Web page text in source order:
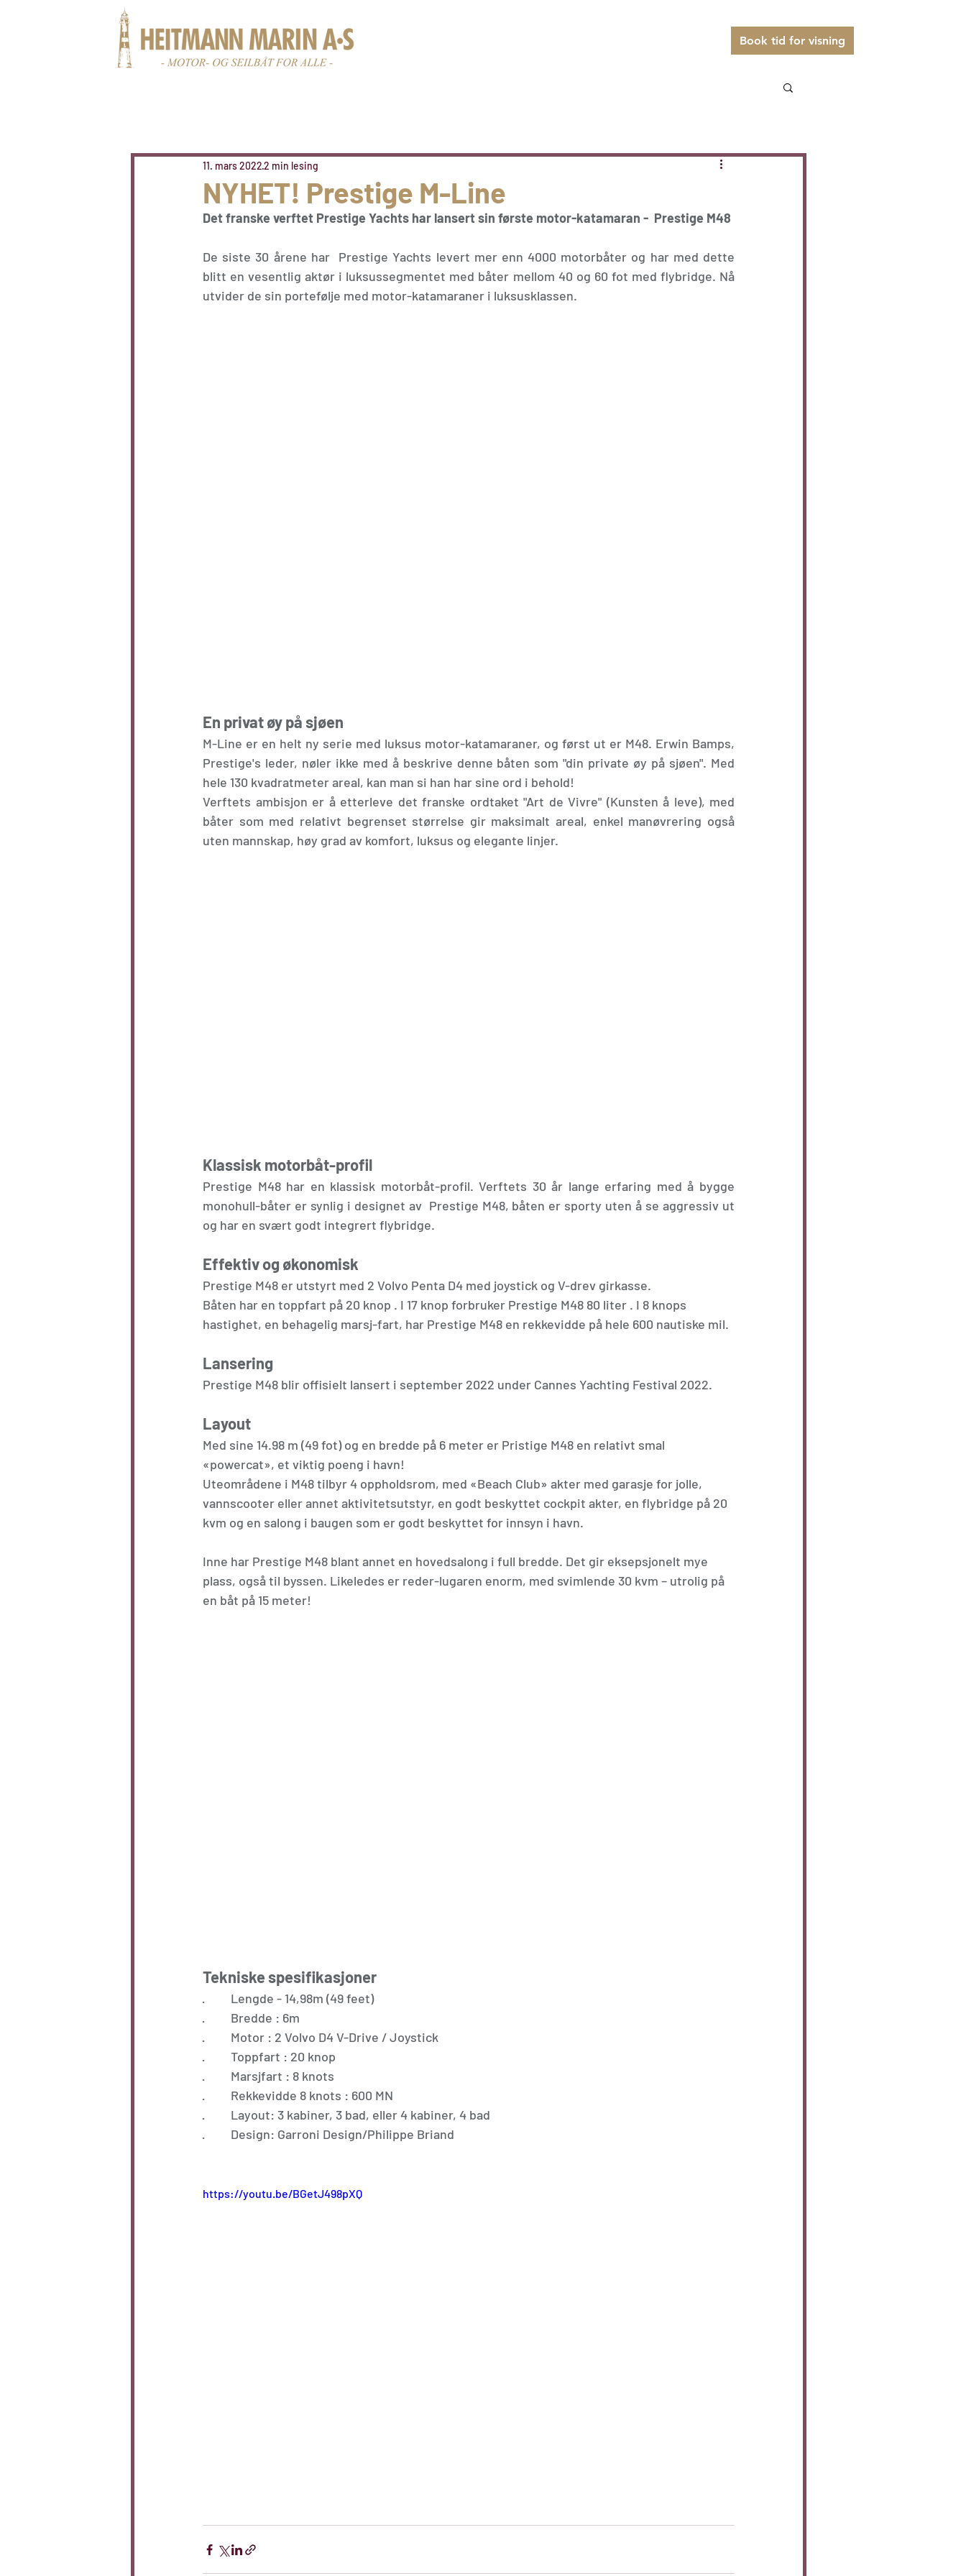
Book tid for visning
NYHET! Prestige M-Line
11. mars 20222 min lesing
Det franske verftet Prestige Yachts har lansert sin første motor-katamaran -  Prestige M48
De siste 30 årene har  Prestige Yachts levert mer enn 4000 motorbåter og har med dette
blitt en vesentlig aktør i luksussegmentet med båter mellom 40 og 60 fot med flybridge. Nå
utvider de sin portefølje med motor-katamaraner i luksusklassen.
En privat øy på sjøen
M-Line er en helt ny serie med luksus motor-katamaraner, og først ut er M48. Erwin Bamps,
Prestige's leder, nøler ikke med å beskrive denne båten som "din private øy på sjøen". Med
hele 130 kvadratmeter areal, kan man si han har sine ord i behold!
Verftets ambisjon er å etterleve det franske ordtaket "Art de Vivre" (Kunsten å leve), med
båter som med relativt begrenset størrelse gir maksimalt areal, enkel manøvrering også
uten mannskap, høy grad av komfort, luksus og elegante linjer.
Klassisk motorbåt-profil
Prestige M48 har en klassisk motorbåt-profil. Verftets 30 år lange erfaring med å bygge
monohull-båter er synlig i designet av  Prestige M48, båten er sporty uten å se aggressiv ut
og har en svært godt integrert flybridge.
Effektiv og økonomisk
Prestige M48 er utstyrt med 2 Volvo Penta D4 med joystick og V-drev girkasse.
Båten har en toppfart på 20 knop . I 17 knop forbruker Prestige M48 80 liter . I 8 knops
hastighet, en behagelig marsj-fart, har Prestige M48 en rekkevidde på hele 600 nautiske mil.
Lansering
Prestige M48 blir offisielt lansert i september 2022 under Cannes Yachting Festival 2022.
Layout
Med sine 14.98 m (49 fot) og en bredde på 6 meter er Pristige M48 en relativt smal
«powercat», et viktig poeng i havn!
Uteområdene i M48 tilbyr 4 oppholdsrom, med «Beach Club» akter med garasje for jolle,
vannscooter eller annet aktivitetsutstyr, en godt beskyttet cockpit akter, en flybridge på 20
kvm og en salong i baugen som er godt beskyttet for innsyn i havn.
Inne har Prestige M48 blant annet en hovedsalong i full bredde. Det gir eksepsjonelt mye
plass, også til byssen. Likeledes er reder-lugaren enorm, med svimlende 30 kvm – utrolig på
en båt på 15 meter!
Tekniske spesifikasjoner
·         Lengde - 14,98m (49 feet)
·         Bredde : 6m
·         Motor : 2 Volvo D4 V-Drive / Joystick
·         Toppfart : 20 knop
·         Marsjfart : 8 knots
·         Rekkevidde 8 knots : 600 MN
·         Layout: 3 kabiner, 3 bad, eller 4 kabiner, 4 bad
·         Design: Garroni Design/Philippe Briand
https://youtu.be/BGetJ498pXQ